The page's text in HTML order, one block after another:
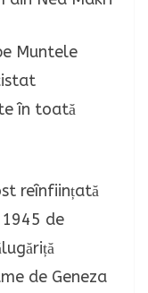
Muntele
în toată
reînființată
de
de Geneza